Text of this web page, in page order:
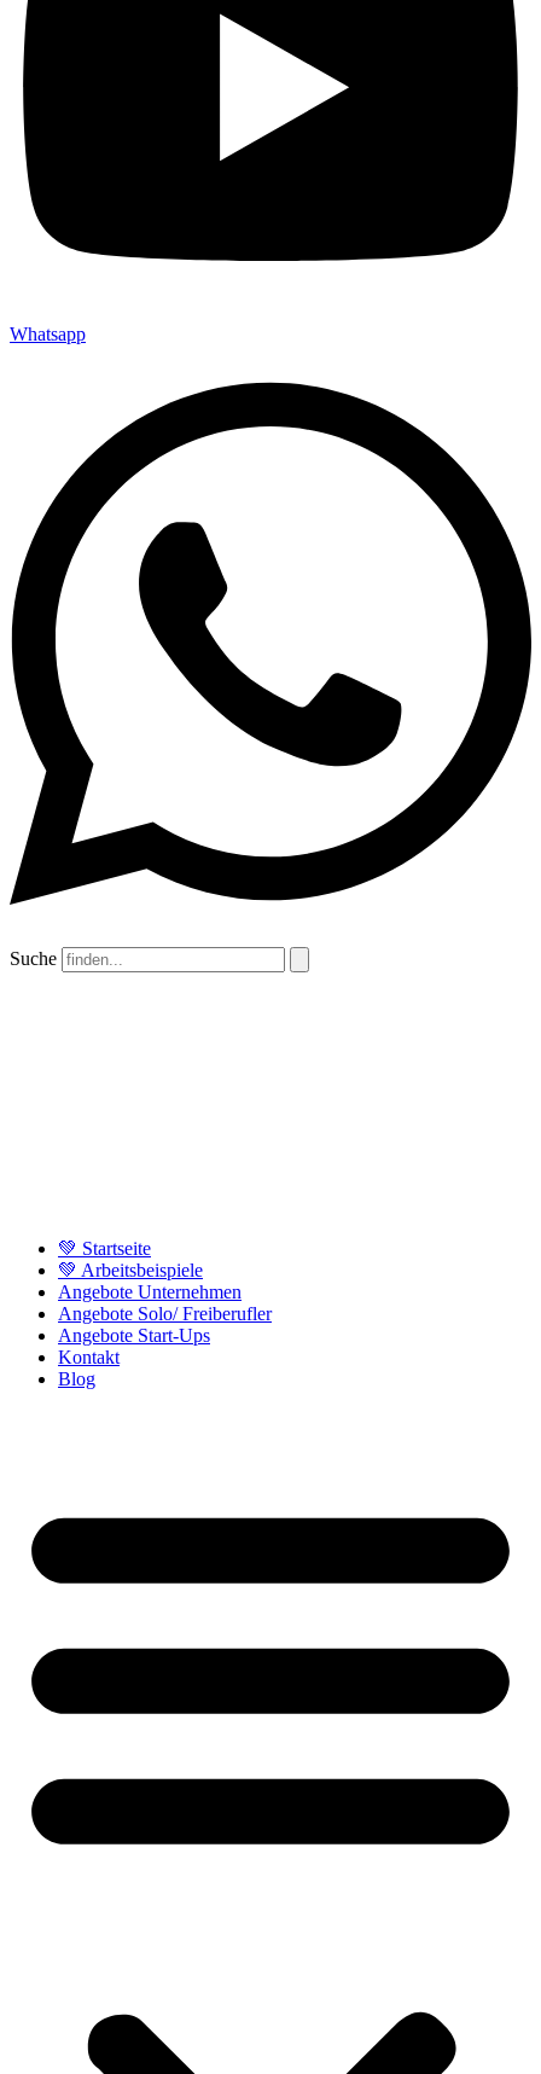
Whatsapp
Suche
💚 Startseite
💚 Arbeitsbeispiele
Angebote Unternehmen
Angebote Solo/ Freiberufler
Angebote Start-Ups
Kontakt
Blog